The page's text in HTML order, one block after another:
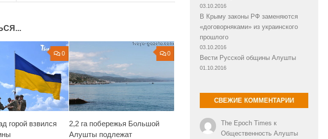
0
горой взвился
0
2,2 га побережья Большой
Алушты подлежат
03.10.2016
В Крыму законы РФ заменяются
«договорняками» из украинского
прошлого
03.10.2016
Вести Русской общины Алушты
01.10.2016
СВЕЖИЕ КОММЕНТАРИИ
The Epoch Times к
Общественность Алушты